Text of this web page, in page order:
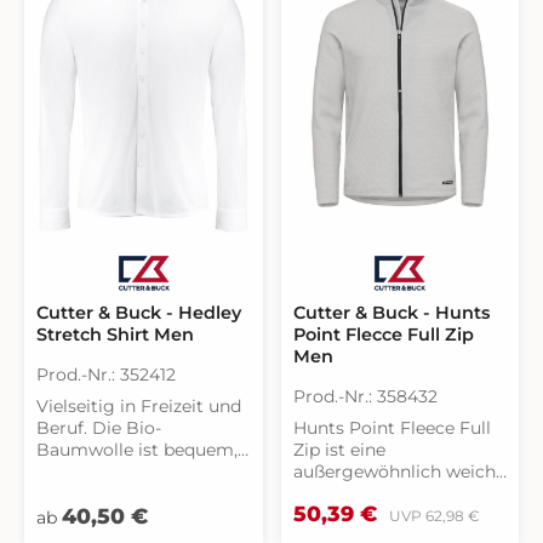
Detail dieser Golftasche
wurde entwickelt, um Ihr
Golferlebnis zu
verbessern.
Material: PVC mit
DiamantmusterGewicht:
kgGeschlecht: Unisex
Cutter & Buck - Hedley
Stretch Shirt Men
Prod.-Nr.: 352412
Vielseitig in Freizeit und
Beruf. Die Bio-
Baumwolle ist bequem,
oder als zweite Lage
Regulärer Preis:
ab40,50 €
Cutter & Buck - Hunts
Point Flecce Full Zip
Men
Prod.-Nr.: 358432
Hunts Point Fleece Full
Zip ist eine
außergewöhnlich weiche
Fleecejacke aus
Verkaufspreis:
50,39 € UVP Regulärer Preis:
62,98 €